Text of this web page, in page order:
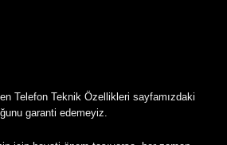
Telefon Teknik Özellikleri sayfamızdaki
garanti edemeyiz.